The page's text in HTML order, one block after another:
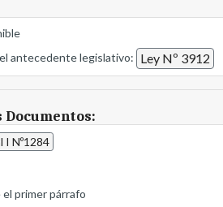
antecedente legislativo: Ley Nº 3912
I Nº1284
primer párrafo